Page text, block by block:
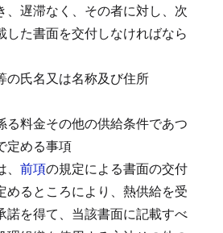
、遅滞なく、その者に対し、次
した書面を交付しなければなら
の氏名又は名称及び住所
る料金その他の供給条件であつ
定める事項
前項の規定による書面の交付
めるところにより、熱供給を受
諾を得て、当該書面に記載すべ